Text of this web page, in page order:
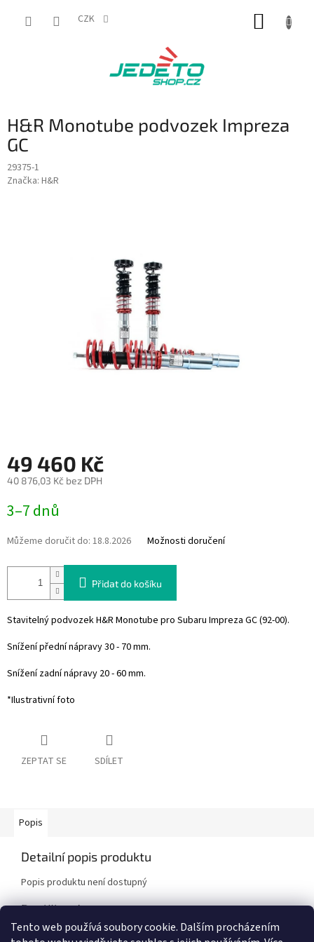
Tento web používá soubory cookie. Dalším procházením
CZK
H&R Monotube podvozek Impreza
GC
29375-1
Značka: H&R
49 460 Kč
40 876,03 Kč bez DPH
cena:
3–7 dnů
Můžeme doručit do: 18.8.2026 Možnosti doručení
Přidat do košíku
Stavitelný podvozek H&R Monotube pro Subaru Impreza GC (92-00).
Snížení přední nápravy 30 - 70 mm.
Snížení zadní nápravy 20 - 60 mm.
*Ilustrativní foto
ZEPTAT SE SDÍLET
Popis
Detailní popis produktu
Popis produktu není dostupný
Doplňkové parametry
Kategorie: Podvozkové sady